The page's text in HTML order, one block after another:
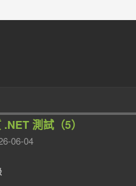
測試（5）
06-04